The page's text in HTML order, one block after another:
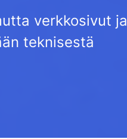
verkkosivut ja
teknisestä